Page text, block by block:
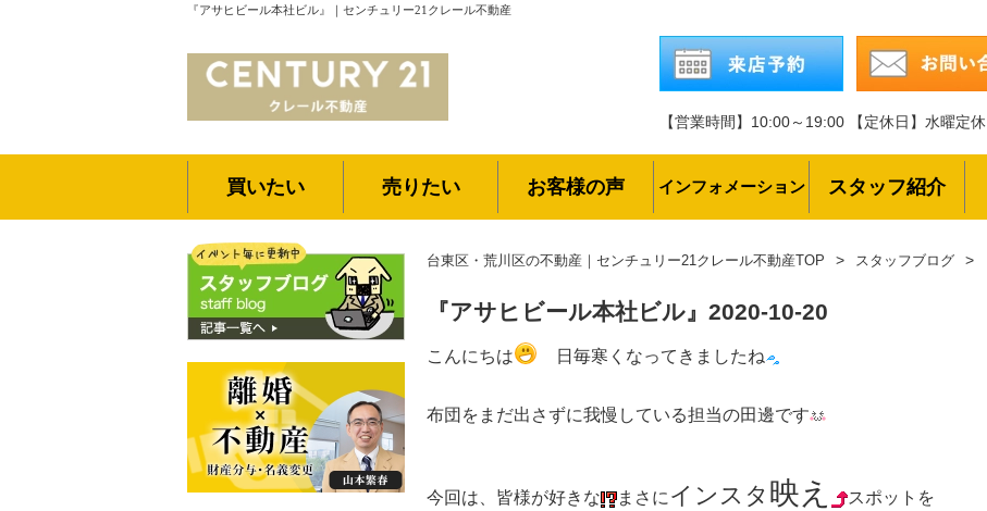
『アサヒビール本社ビル』｜センチュリー21クレール不動産
【営業時間】10:00～19:00 【定休日】水曜定休
買いたい 売りたい お客様の声 インフォメーション スタッフ紹介
台東区・荒川区の不動産｜センチュリー21クレール不動産TOP スタッフブログ
『アサヒビール本社ビル』 2020-10-20
こんにちは 日毎寒くなってきましたね
布団をまだ出さずに我慢している担当の田邊です
今回は、皆様が好きな まさに インスタ 映え スポットを